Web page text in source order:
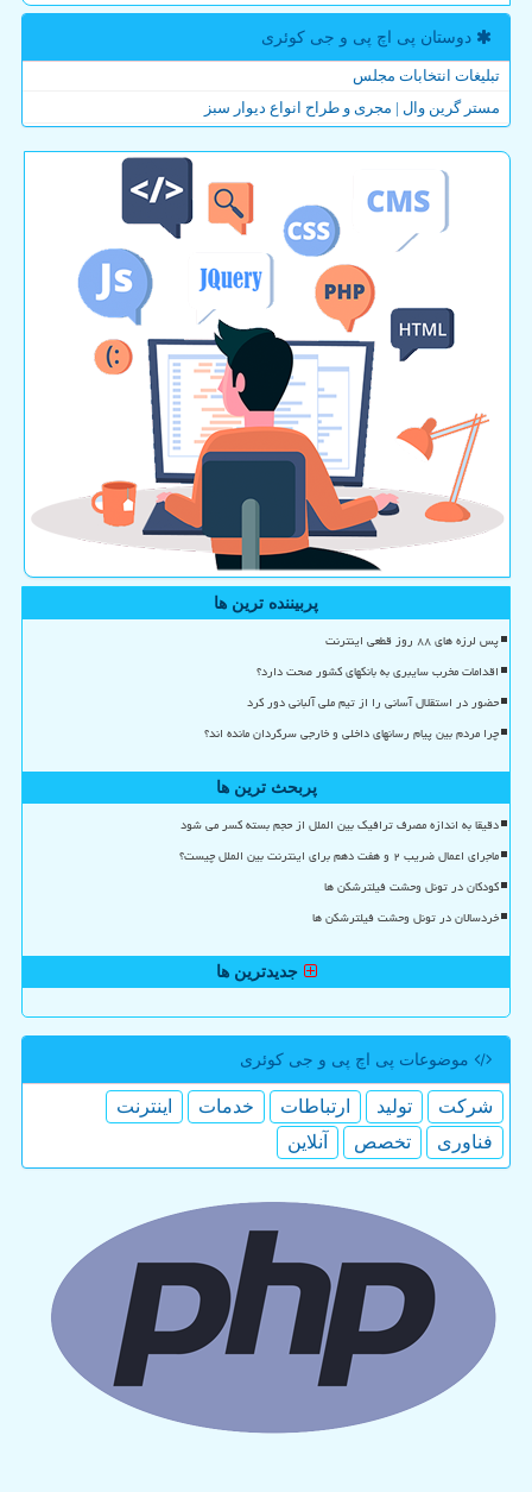
دوستان پی اچ پی و جی كوئری
تبلیغات انتخابات مجلس
مستر گرین وال | مجری و طراح انواع دیوار سبز
پربیننده ترین ها
پس لرزه های ۸۸ روز قطعی اینترنت
اقدامات مخرب سایبری به بانکهای کشور صحت دارد؟
حضور در استقلال آسانی را از تیم ملی آلبانی دور کرد
چرا مردم بین پیام رسانهای داخلی و خارجی سرگردان مانده اند؟
پربحث ترین ها
دقیقا به اندازه مصرف ترافیک بین الملل از حجم بسته کسر می شود
ماجرای اعمال ضریب ۲ و هفت دهم برای اینترنت بین الملل چیست؟
کودکان در تونل وحشت فیلترشکن ها
خردسالان در تونل وحشت فیلترشکن ها
جدیدترین ها
موضوعات پی اچ پی و جی كوئری
شركت تولید ارتباطات خدمات
اینترنت
فناوری
تخصص آنلاین